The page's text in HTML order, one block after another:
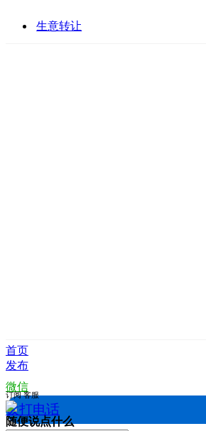
生意转让
首页
发布
微信
拨打电话
订阅 客服
随便说点什么